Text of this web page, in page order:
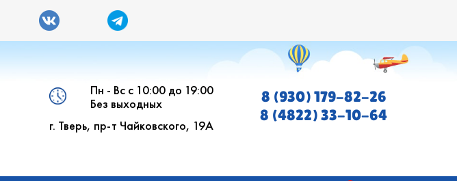
Пн - Вс с 10:00 до 19:00
Без выходных
г. Тверь, пр-т Чайковского, 19А
8 (930) 179-82-26
8 (4822) 33-10-64